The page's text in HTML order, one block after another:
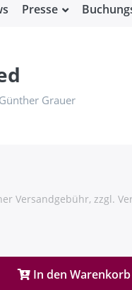
Presse
Grauer
Versandgebühr, zzgl.
In den Warenkorb